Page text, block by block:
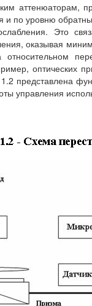
аттенюаторам,
и по уровню
Это
оказывая
относительном
оптических
представлена
управления